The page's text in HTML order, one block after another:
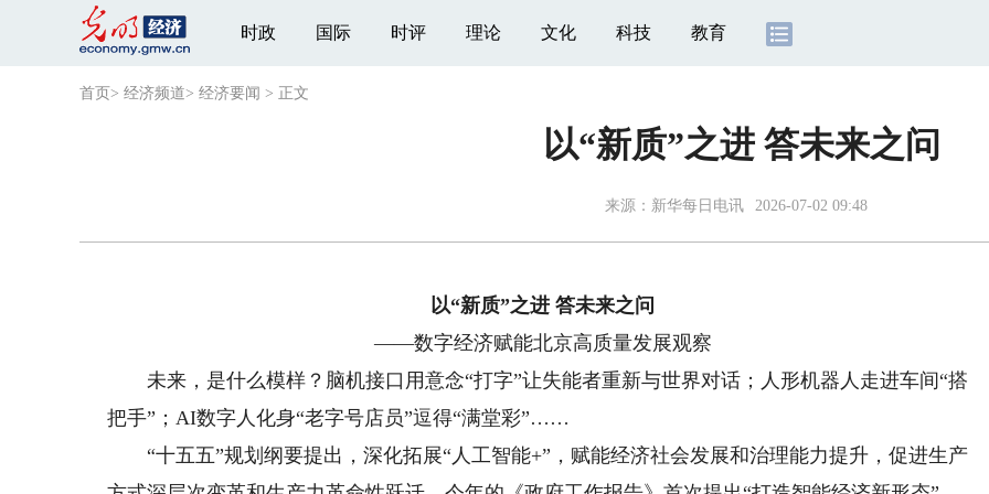
时政 国际 时评 理论 文化 科技 教育
首页 > 经济频道> 经济要闻 > 正文
以“新质”之进 答未来之问
来源： 新华每日电讯 2026-07-02 09:48
以“新质”之进 答未来之问
——数字经济赋能北京高质量发展观察
未来，是什么模样？脑机接口用意念“打字”让失能者重新与世界对话；人形机器人走进车间“搭
把手”；AI数字人化身“老字号店员”逗得“满堂彩”……
“十五五”规划纲要提出，深化拓展“人工智能+”，赋能经济社会发展和治理能力提升，促进生产